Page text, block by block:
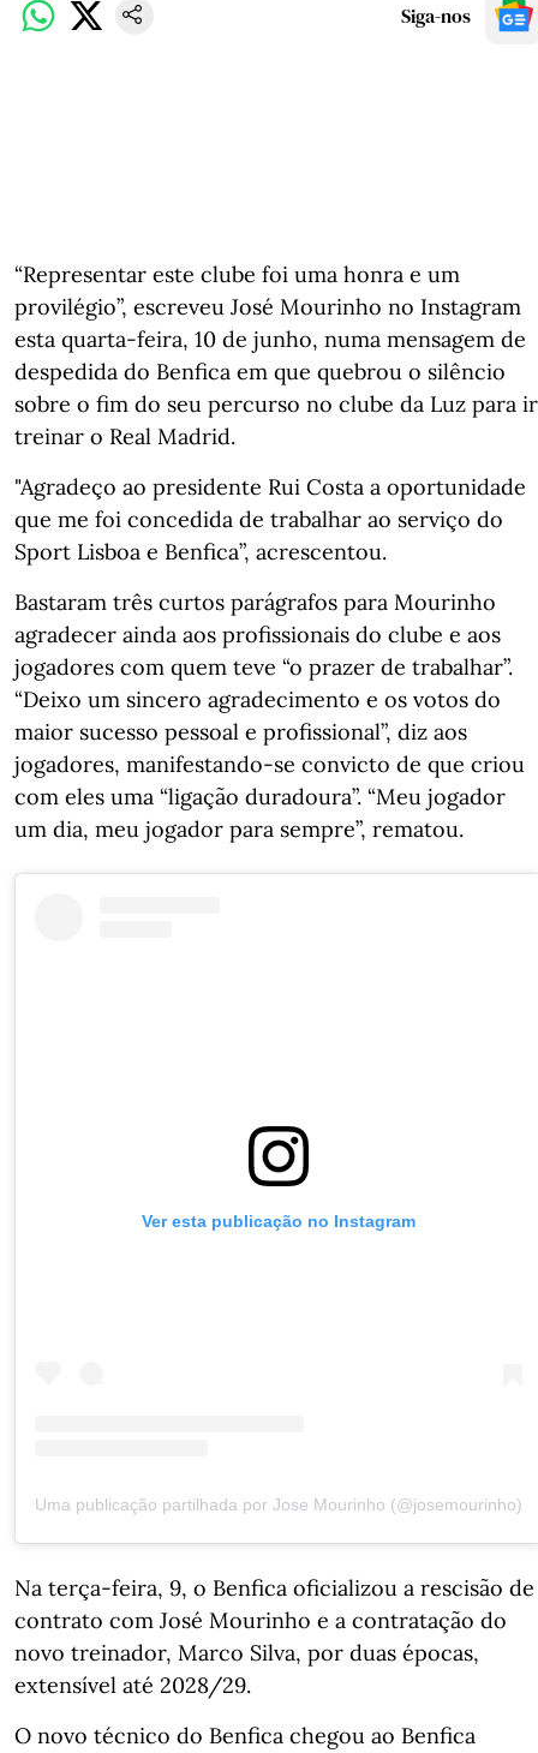
Siga-nos
“Representar este clube foi uma honra e um
provilégio”, escreveu José Mourinho no Instagram
esta quarta-feira, 10 de junho, numa mensagem de
despedida do Benfica em que quebrou o silêncio
sobre o fim do seu percurso no clube da Luz para ir
treinar o Real Madrid.
"Agradeço ao presidente Rui Costa a oportunidade
que me foi concedida de trabalhar ao serviço do
Sport Lisboa e Benfica”, acrescentou.
Bastaram três curtos parágrafos para Mourinho
agradecer ainda aos profissionais do clube e aos
jogadores com quem teve “o prazer de trabalhar”.
“Deixo um sincero agradecimento e os votos do
maior sucesso pessoal e profissional”, diz aos
jogadores, manifestando-se convicto de que criou
com eles uma “ligação duradoura”. “Meu jogador
um dia, meu jogador para sempre”, rematou.
Ver esta publicação no Instagram
Uma publicação partilhada por Jose Mourinho (@josemourinho)
Na terça-feira, 9, o Benfica oficializou a rescisão de
contrato com José Mourinho e a contratação do
novo treinador, Marco Silva, por duas épocas,
extensível até 2028/29.
O novo técnico do Benfica chegou ao Benfica